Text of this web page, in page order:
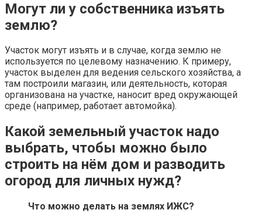
Могут ли у собственника изъять
землю?
Участок могут изъять и в случае, когда землю не
используется по целевому назначению. К примеру,
участок выделен для ведения сельского хозяйства, а
там построили магазин, или деятельность, которая
организована на участке, наносит вред окружающей
среде (например, работает автомойка).
Какой земельный участок надо
выбрать, чтобы можно было
строить на нём дом и разводить
огород для личных нужд?
Что можно делать на землях ИЖС?